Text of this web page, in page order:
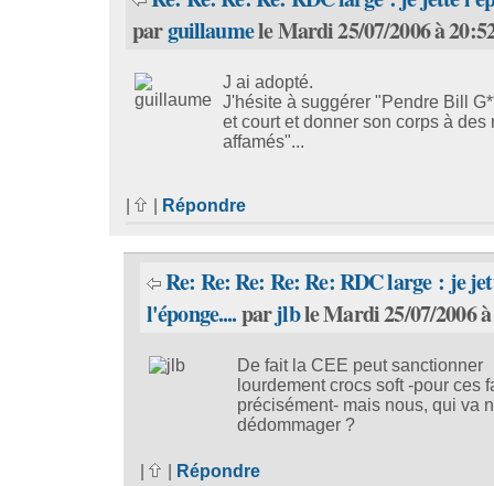
parguillaumele Mardi 25/07/2006 à
J ai adopté.
J'hésite à suggérer "Pendre Bill
et court et donner son corps à des
affamés"...
Répondre
Re: Re: Re: Re: Re: RDC large : je
l'éponge....parjlble Mardi 25/07/2006
De fait la CEE peut sanctionner
lourdement crocs soft -pour ces
précisément- mais nous, qui va
dédommager ?
Répondre